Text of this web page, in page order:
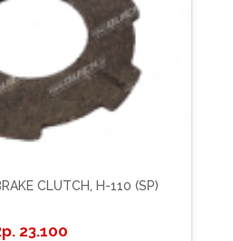
CLUTCH, H-110 (SP)
23.100